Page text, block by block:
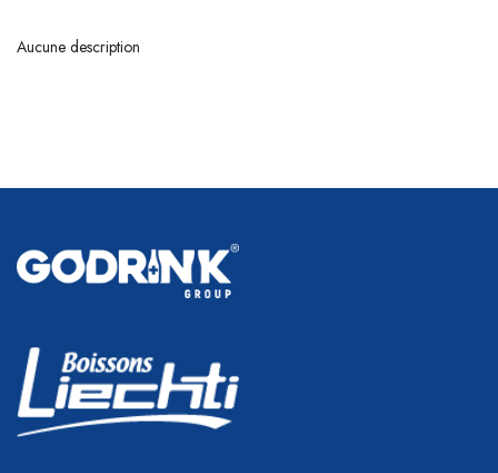
Aucune description